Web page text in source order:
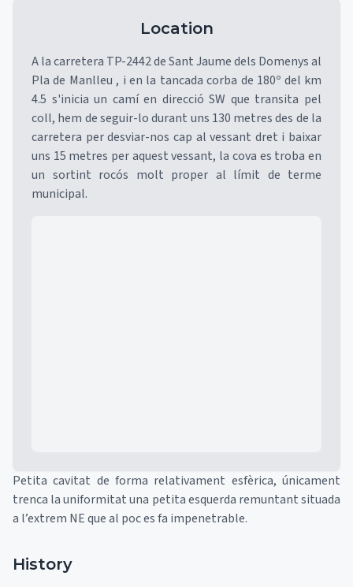
Location
A la carretera TP-2442 de Sant Jaume dels Domenys al
Pla de Manlleu , i en la tancada corba de 180º del km
4.5 s'inicia un camí en direcció SW que transita pel
coll, hem de seguir-lo durant uns 130 metres des de la
carretera per desviar-nos cap al vessant dret i baixar
uns 15 metres per aquest vessant, la cova es troba en
un sortint rocós molt proper al límit de terme
municipal.
Petita cavitat de forma relativament esfèrica, únicament
trenca la uniformitat una petita esquerda remuntant situada
a l’extrem NE que al poc es fa impenetrable.
History